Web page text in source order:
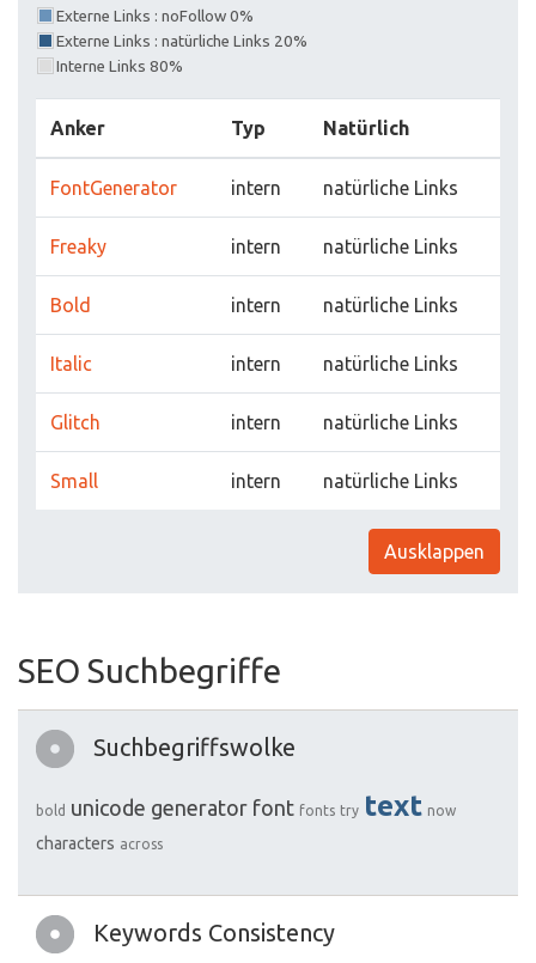
Externe Links : noFollow 0%
Externe Links : natürliche Links 20%
Interne Links 80%
Anker Typ Natürlich
FontGenerator intern natürliche Links
Freaky intern natürliche Links
Bold intern natürliche Links
Italic intern natürliche Links
Glitch intern natürliche Links
Small intern natürliche Links
Ausklappen
SEO Suchbegriffe
Suchbegriffswolke
bold unicode generator font fonts try text now
characters across
Keywords Consistency